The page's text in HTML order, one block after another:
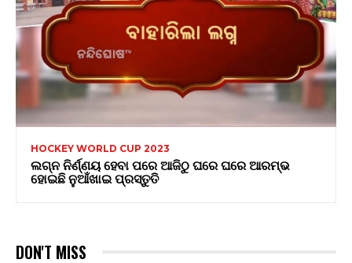
HOCKEY WORLD CUP 2023
ଲଗ୍ନ ନିର୍ଣ୍ଣୟ ହେବା ପରେ ଆଜିଠୁ ଘରେ ଘରେ ଆରମ୍ଭ
ହୋଇଛି ନୁଆଁଖାଇ ପ୍ରସ୍ତୁତି
DON'T MISS